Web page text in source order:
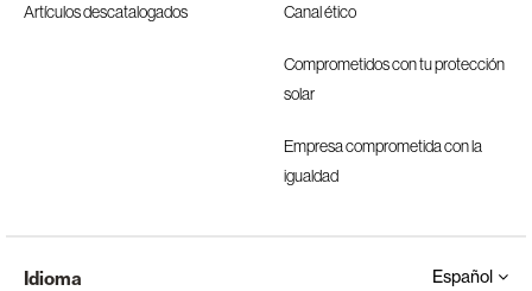
Artículos descatalogados Canal ético
Comprometidos con tu protección
solar
Empresa comprometida con la
igualdad
Idioma Español